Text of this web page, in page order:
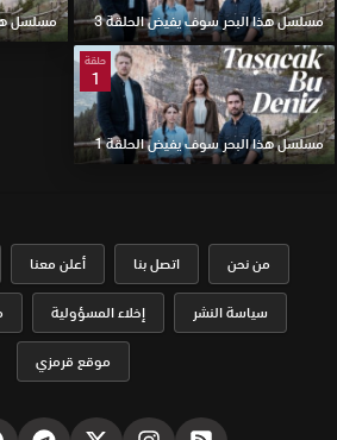
مسلسل هذا البحر سوف يفيض الحلقة 3 مسلسل
حلقة
1
مسلسل هذا البحر سوف يفيض الحلقة 1
من نحن اتصل بنا أعلن معنا
سياسة النشر
إخلاء المسؤولية
موقع قرمزي